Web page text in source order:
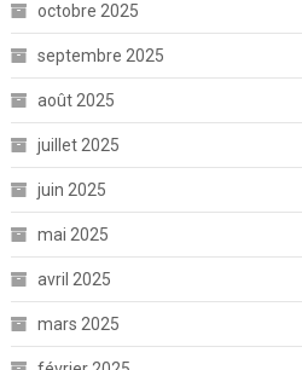
octobre 2025
septembre 2025
août 2025
juillet 2025
juin 2025
mai 2025
avril 2025
mars 2025